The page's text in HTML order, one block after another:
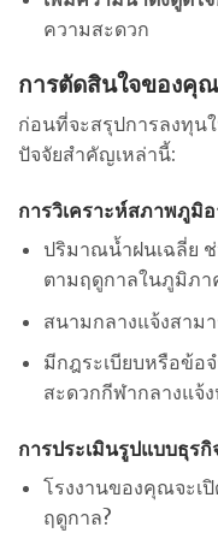
ความสะดวก
การตัดสินใจของคุ
ก่อนที่จะสรุปการลงทุน
ปัจจัยสำคัญเหล่านี้:
การวิเคราะห์สภาพภูมิ
ปริมาณน้ำฝนเฉลี่ย
ตามฤดูกาลในภูมิภา
สนามกลางแจ้งสาม
มีกฎระเบียบหรือข้อ
สะดวกกีฬากลางแจ้
การประเมินรูปแบบธุรกิ
โรงงานของคุณจะเ
ฤดูกาล?